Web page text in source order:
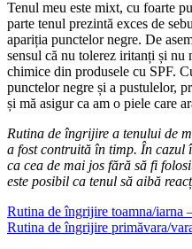
Tenul meu este mixt, cu foarte
parte tenul prezintă exces de
apariția punctelor negre. De
sensul că nu tolerez iritanți și
chimice din produsele cu SPF.
punctelor negre și a pustulelor,
și mă asigur ca am o piele care
Rutina de îngrijire a tenului de
a fost contruită în timp. În cazul
ca cea de mai jos fără să fi
este posibil ca tenul să aibă
Rutina de îngrijire toamna/iarna
Rutina de îngrijire primăvara/